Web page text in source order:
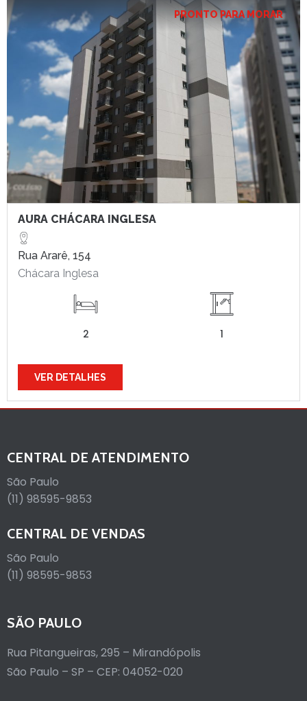
PRONTO PARA MORAR
AURA CHÁCARA INGLESA
Rua Ararê, 154
Chácara Inglesa
2 1
VER DETALHES
CENTRAL DE ATENDIMENTO
São Paulo
(11) 98595-9853
CENTRAL DE VENDAS
São Paulo
(11) 98595-9853
SÃO PAULO
Rua Pitangueiras, 295 – Mirandópolis
São Paulo – SP – CEP: 04052-020